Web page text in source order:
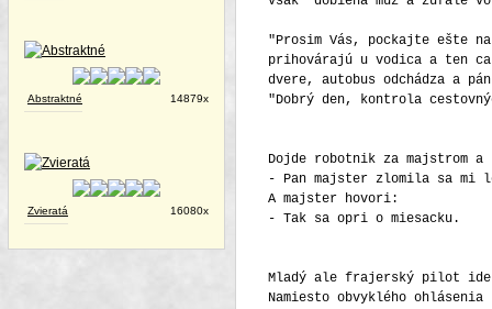
Abstraktné 14879x
Zvieratá 16080x
"Prosim Vás, pockajte ešte
prihovárajú u vodica a ten
dvere, autobus odchádza a
"Dobrý den, kontrola
Dojde robotnik za majstrom
- Pan majster zlomila sa mi
A majster hovori:
- Tak sa opri o miesacku.
Mladý ale frajerský pilot ide
Namiesto obvyklého